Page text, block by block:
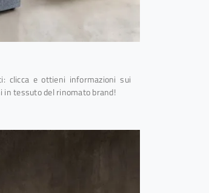
clicca e ottieni informazioni sui
in tessuto del rinomato brand!